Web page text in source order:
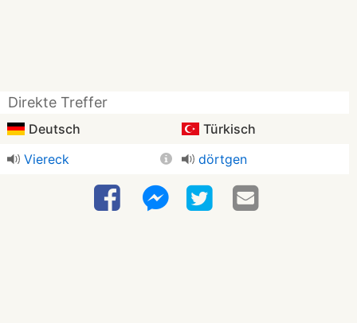
Direkte Treffer
Deutsch
Türkisch
Viereck
dörtgen